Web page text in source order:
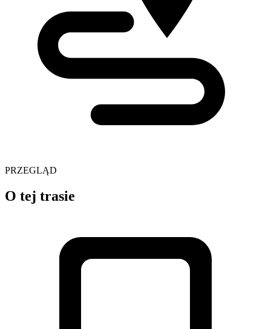
PRZEGLĄD
O tej trasie